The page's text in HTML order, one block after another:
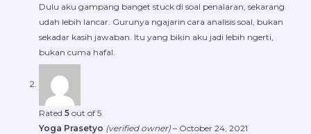
Dulu aku gampang banget stuck di soal penalaran, sekarang
udah lebih lancar. Gurunya ngajarin cara analisis soal, bukan
sekadar kasih jawaban. Itu yang bikin aku jadi lebih ngerti,
bukan cuma hafal.
Rated 5 out of 5
Yoga Prasetyo (verified owner) – October 24, 2021